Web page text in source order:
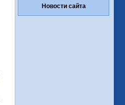
Новости сайта